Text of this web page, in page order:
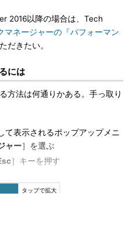
2016以降の場合は、Tech
マネージャーの『パフォーマン
だきたい。
には
方法は何通りかある。手っ取り
て表示されるポップアップメニ
ャー］を選ぶ
］キーを押す